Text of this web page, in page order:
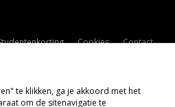
Cookies
Contact
te klikken, ga je akkoord met het
om de sitenavigatie te